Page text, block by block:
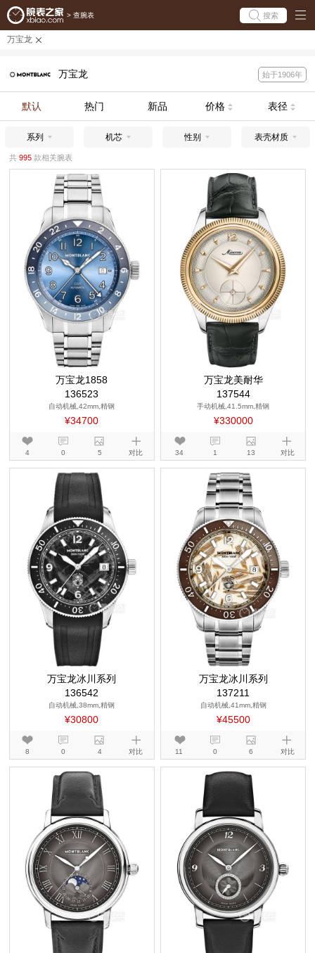
> 查腕表 搜索
万宝龙
万宝龙 始于1906年
默认 热门 新品 价格 表径
系列 机芯 性别 表壳材质
共 995款相关腕表
万宝龙1858
136523
自动机械,42mm,精钢
¥34700
4 0 5 对比
万宝龙美耐华
137544
手动机械,41.5mm,精钢
¥330000
34 1 13 对比
万宝龙冰川系列
136542
自动机械,38mm,精钢
¥30800
8 0 4 对比
万宝龙冰川系列
137211
自动机械,41mm,精钢
¥45500
11 0 6 对比